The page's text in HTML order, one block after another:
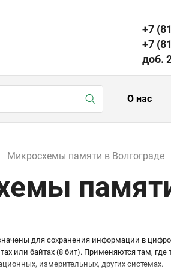
+7
+7
доб.
О нас
Микросхемы памяти в Волгограде
для сохранения информации в
или байтах (8 бит). Применяются там,
измерительных, других системах.